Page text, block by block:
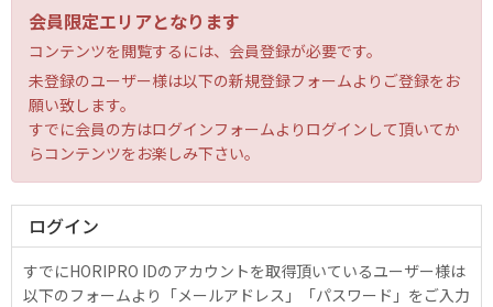
会員限定エリアとなります
コンテンツを閲覧するには、会員登録が必要です。
未登録のユーザー様は以下の新規登録フォームよりご登録をお
願い致します。
すでに会員の方はログインフォームよりログインして頂いてか
らコンテンツをお楽しみ下さい。
ログイン
すでにHORIPRO IDのアカウントを取得頂いているユーザー様は
以下のフォームより「メールアドレス」「パスワード」をご入力